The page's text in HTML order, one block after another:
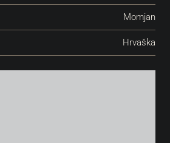
Momjan
Hrvaška